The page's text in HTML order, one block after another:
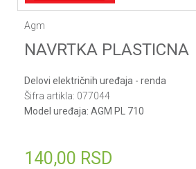
Agm
NAVRTKA PLASTICNA
Delovi električnih uređaja - renda
Šifra artikla: 077044
Model uređaja: AGM PL 710
140,00 RSD